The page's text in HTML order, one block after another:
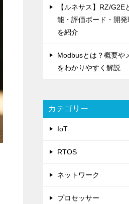
【ルネサス】RZ/G2E
能・評価ボード・開
を紹介
Modbusとは？概要や
をわかりやすく解説
カテゴリー
IoT
RTOS
ネットワーク
プロセッサー